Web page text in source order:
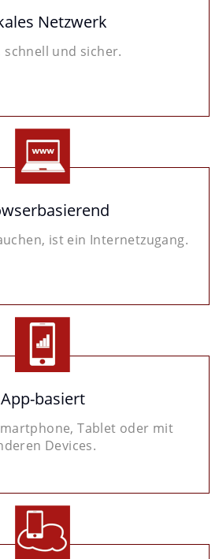
Netzwerk
schnell und sicher.
ist ein Internetzugang.
App-basiert
Tablet oder mit
Devices.